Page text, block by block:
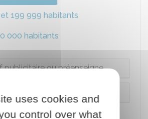
199 999 habitants
000 habitants
publicitaire ou préenseigne
correspond à la surface
uses cookies and
control over what